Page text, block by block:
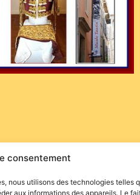
consentement
nous utilisons des technologies telles
aux informations des appareils. Le